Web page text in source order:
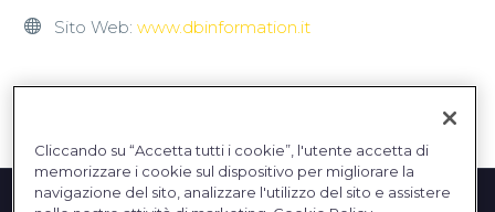
Sito Web: www.dbinformation.it
Cliccando su “Accetta tutti i cookie”, l'utente accetta di
memorizzare i cookie sul dispositivo per migliorare la
navigazione del sito, analizzare l'utilizzo del sito e assistere